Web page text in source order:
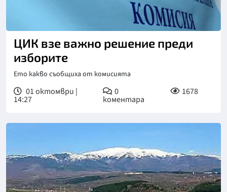
ЦИК взе важно решение преди
изборите
Ето какво съобщиха от комисията
01 октомври |
14:27
0
коментара
1678